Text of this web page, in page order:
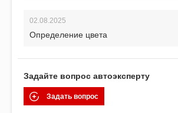
02.08.2025
Определение цвета
Задайте вопрос автоэксперту
Задать вопрос